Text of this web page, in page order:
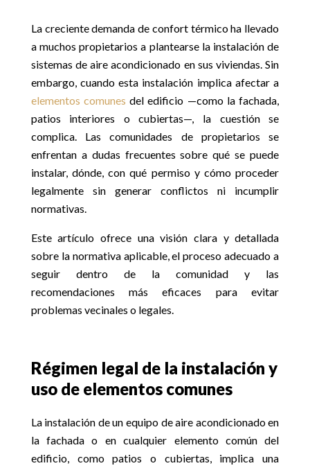
La creciente demanda de confort térmico ha llevado
a muchos propietarios a plantearse la instalación de
sistemas de aire acondicionado en sus viviendas. Sin
embargo, cuando esta instalación implica afectar a
elementos comunes del edificio —como la fachada,
patios interiores o cubiertas—, la cuestión se
complica. Las comunidades de propietarios se
enfrentan a dudas frecuentes sobre qué se puede
instalar, dónde, con qué permiso y cómo proceder
legalmente sin generar conflictos ni incumplir
normativas.
Este artículo ofrece una visión clara y detallada
sobre la normativa aplicable, el proceso adecuado a
seguir dentro de la comunidad y las
recomendaciones más eficaces para evitar
problemas vecinales o legales.
Régimen legal de la instalación y
uso de elementos comunes
La instalación de un equipo de aire acondicionado en
la fachada o en cualquier elemento común del
edificio, como patios o cubiertas, implica una